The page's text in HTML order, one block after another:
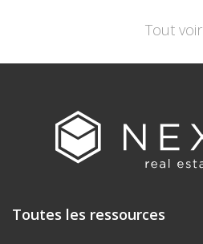
Tout voir
Toutes les ressources